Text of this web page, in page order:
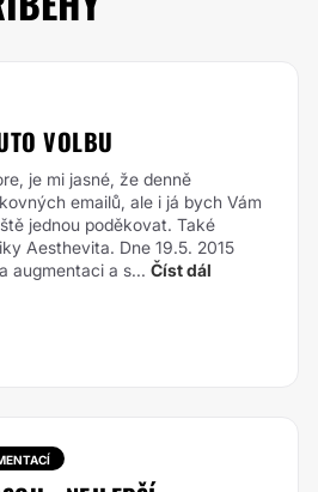
VOLBU
je mi jasné, že denně
emailů, ale i já bych Vám
jednou poděkovat. Také
Aesthevita. Dne 19.5. 2015
augmentaci a s... Číst dál